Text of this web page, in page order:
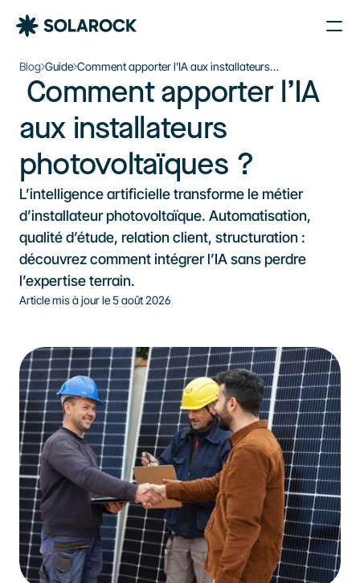
Nos Agences
Nos Installations
À propos
Parrainage
Blog
À propos de Solarock
Nos produits
‍01 89 71 71 48
J’estime mon projet
Blog Guide Comment apporter l’IA aux installateurs
photovoltaïques ?
aux installateurs
photovoltaïques ?
L’intelligence artificielle transforme le métier
d’installateur photovoltaïque. Automatisation,
qualité d’étude, relation client, structuration :
découvrez comment intégrer l’IA sans perdre
l’expertise terrain.
Article mis à jour le 5 août 2026
Le plein d’énergie solaire
dans votre boîte mail
Je souhaite m’inscrire à la newsletter
S'inscrire à la newsletter